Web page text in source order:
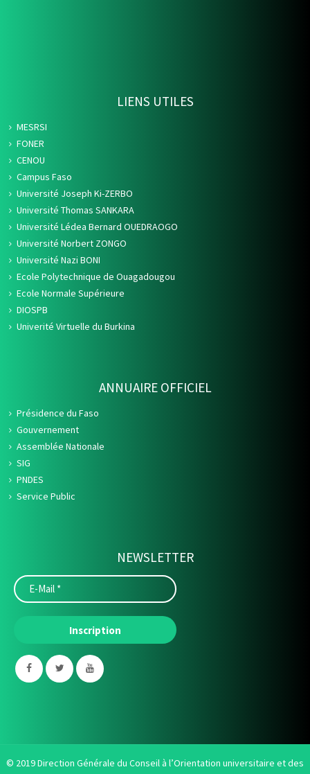
LIENS UTILES
MESRSI
FONER
CENOU
Campus Faso
Université Joseph Ki-ZERBO
Université Thomas SANKARA
Université Lédea Bernard OUEDRAOGO
Université Norbert ZONGO
Université Nazi BONI
Ecole Polytechnique de Ouagadougou
Ecole Normale Supérieure
DIOSPB
Univerité Virtuelle du Burkina
ANNUAIRE OFFICIEL
Présidence du Faso
Gouvernement
Assemblée Nationale
SIG
PNDES
Service Public
NEWSLETTER
© 2019 Direction Générale du Conseil à l’Orientation universitaire et des